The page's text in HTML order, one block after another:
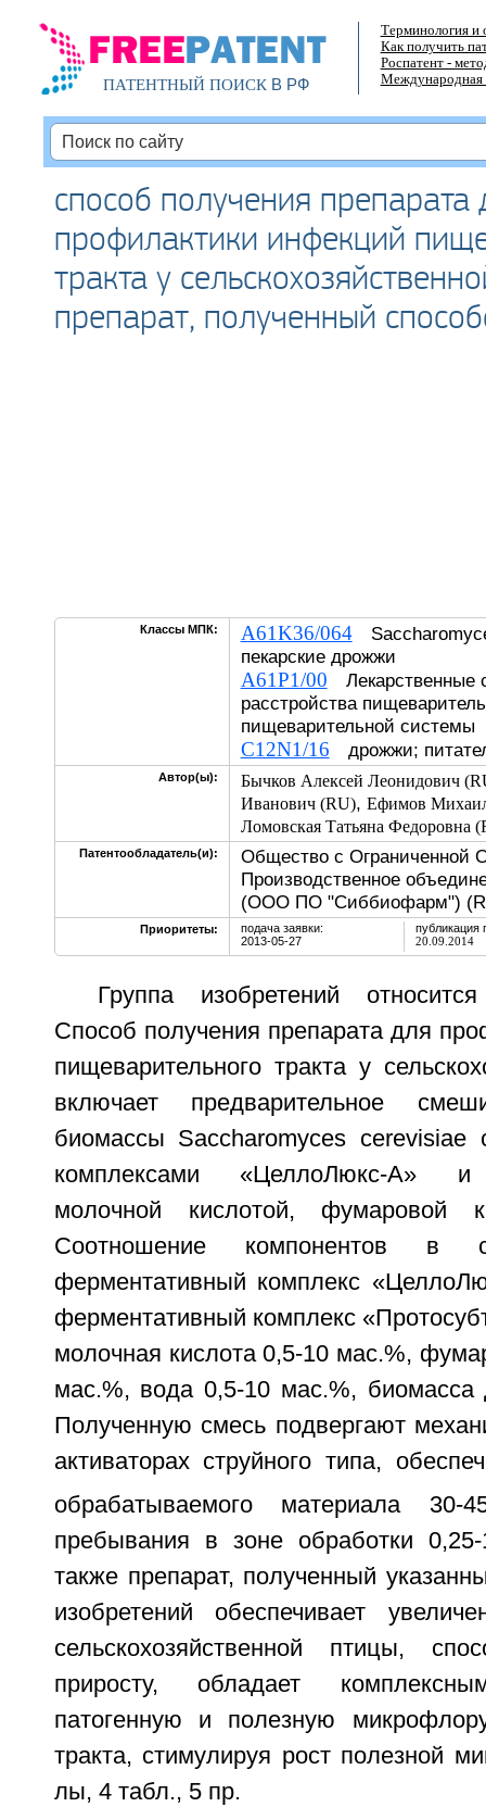
ПАТЕНТНЫЙ ПОИСКВ РФ
Терминология и
Как получить
Роспатент -
Международная
способ получения препарата
профилактики инфекций
тракта у
препарат, полученный
Классы МПК: A61K36/064
пекарские дрожжи
A61P1/00 Лекарственные
расстройства
пищеварительной системы
C12N1/16 дрожжи;
Автор(ы):
Бычков Алексей Леонидович
Иванович (RU), Ефимов
Ломовская Татьяна Федоровна
Патентообладатель(и):
Общество с Ограниченной
Производственное
(ООО ПО "Сиббиофарм")
Приоритеты:
подача заявки:
2013-05-27
публикация
20.09.2014
Группа изобретений
Способ получения препарата для
пищеварительного тракта у
включает предварительное
биомассы Saccharomyces cerevisiae
комплексами «ЦеллоЛюкс-А» и
молочной кислотой, фумаровой
Соотношение компонентов в
ферментативный комплекс
ферментативный комплекс
молочная кислота 0,5-10 мас.%,
мас.%, вода 0,5-10 мас.%, биомасса
Полученную смесь подвергают
активаторах струйного типа,
обрабатываемого материала 30-
пребывания в зоне обработки
также препарат, полученный
изобретений обеспечивает
сельскохозяйственной птицы,
приросту, обладает
патогенную и полезную
тракта, стимулируя рост полезной
лы, 4 табл., 5 пр.